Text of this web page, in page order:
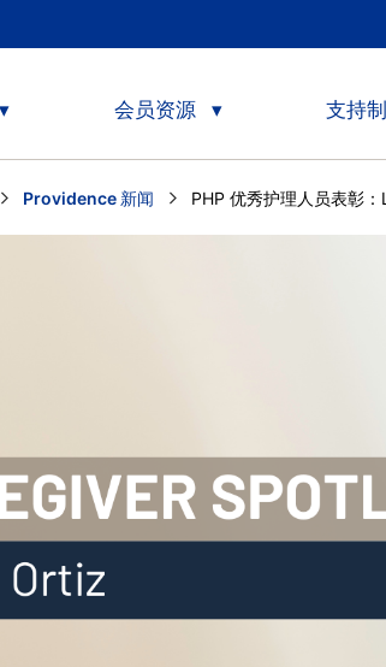
会员资源 支持
Providence 新闻 Current:
PHP 优秀护理人员表彰